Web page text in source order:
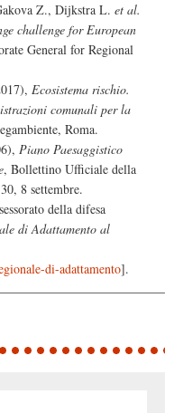
Z., Dijkstra L. et al.
challenge for European
General for Regional
Ecosistema rischio.
comunali per la
Roma.
Piano Paesaggistico
, Bollettino Ufficiale della
8 settembre.
della difesa
di Adattamento al
di-adattamento].